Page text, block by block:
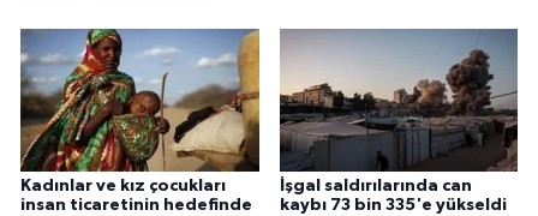
Kadınlar ve kız çocukları
insan ticaretinin hedefinde
İşgal saldırılarında can
kaybı 73 bin 335'e yükseldi